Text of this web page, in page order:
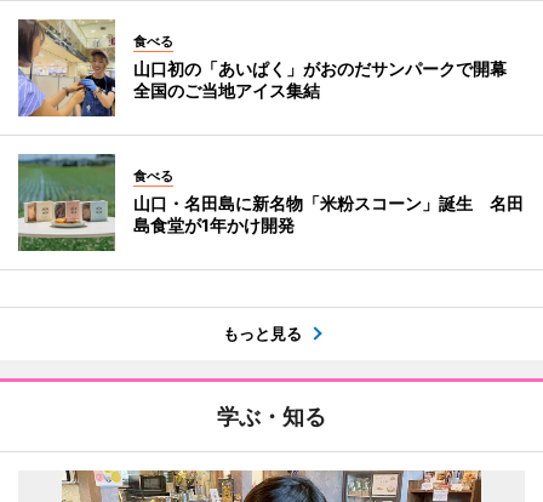
食べる
山口初の「あいぱく」がおのだサンパークで開幕
全国のご当地アイス集結
食べる
山口・名田島に新名物「米粉スコーン」誕生 名田
島食堂が1年かけ開発
もっと見る
学ぶ・知る